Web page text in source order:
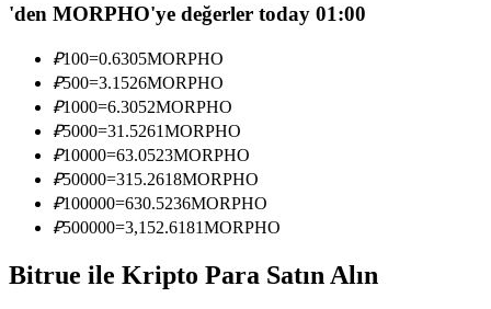
Bilgi
Ticaret bilgileri vb. dahil olmak üzere büyük veri analizi.
'den MORPHO'ye değerler today 01:00
₽100=0.6305MORPHO
₽500=3.1526MORPHO
₽1000=6.3052MORPHO
₽5000=31.5261MORPHO
₽10000=63.0523MORPHO
₽50000=315.2618MORPHO
₽100000=630.5236MORPHO
₽500000=3,152.6181MORPHO
Bitrue ile Kripto Para Satın Alın